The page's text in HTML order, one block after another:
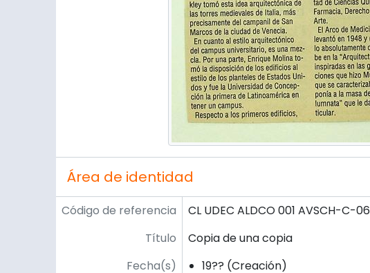
Área de identidad
Código de referencia
CL UDEC ALDCO 001 AVSCH-C-06
Título
Copia de una copia
Fecha(s)
19?? (Creación)